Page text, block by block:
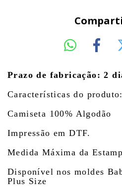
Prazo de fabricação: 2
Características do produto:
Camiseta 100% Algodão
Impressão em DTF.
Medida Máxima da
Disponível nos moldes
Plus Size